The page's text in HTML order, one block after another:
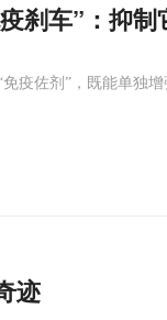
车”：抑制
疫佐剂”，既能单独
迹